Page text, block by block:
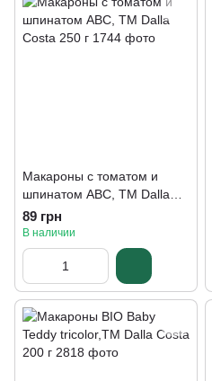
Макароны с томатом и
шпинатом АВС, ТМ Dalla
Costa 250 г
89 грн
В наличии